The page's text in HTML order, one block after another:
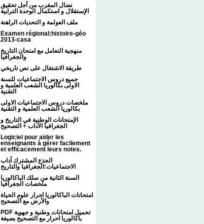
نضال المغرب من أجل تحقيق
الإستقلال و استكمال الوحدة الترابية
ملف العولمة و التحديات الراهنة
Examen régional:histoire-géo
2013-casa
منهجية التعامل مع امتحان التاريخ
والجغرافيا
طريقة الاشتغال على نص تاريخي
جميع دروس الاجتماعيات للسنة
الاولى بكالوريا الشعب العلمية و
التقنية
ملخصات دروس الاجتماعيات الاولى
بكالوريا الشعب العلمية و التقنية
الإمتحانات الوطنية في التاريخ و
الجغرافيا الآداب + التصحيح
Logiciel pour aider les
enseignants à gérer facilement
et efficacement leurs notes.
الجذع المشترك آداب
الاجتماعيات:الجغرافيا والتاريخ
السنة الثانية من سلك الباكالوريا
ملخصات الجغرافيا
امتحانات الباكالوريا احرار علوم الحياة
والأرض مع التصحيح
PDF تحميل امتحانات وطنية و جهوية
باكالوريا احرار مع التصحيح بصيغة